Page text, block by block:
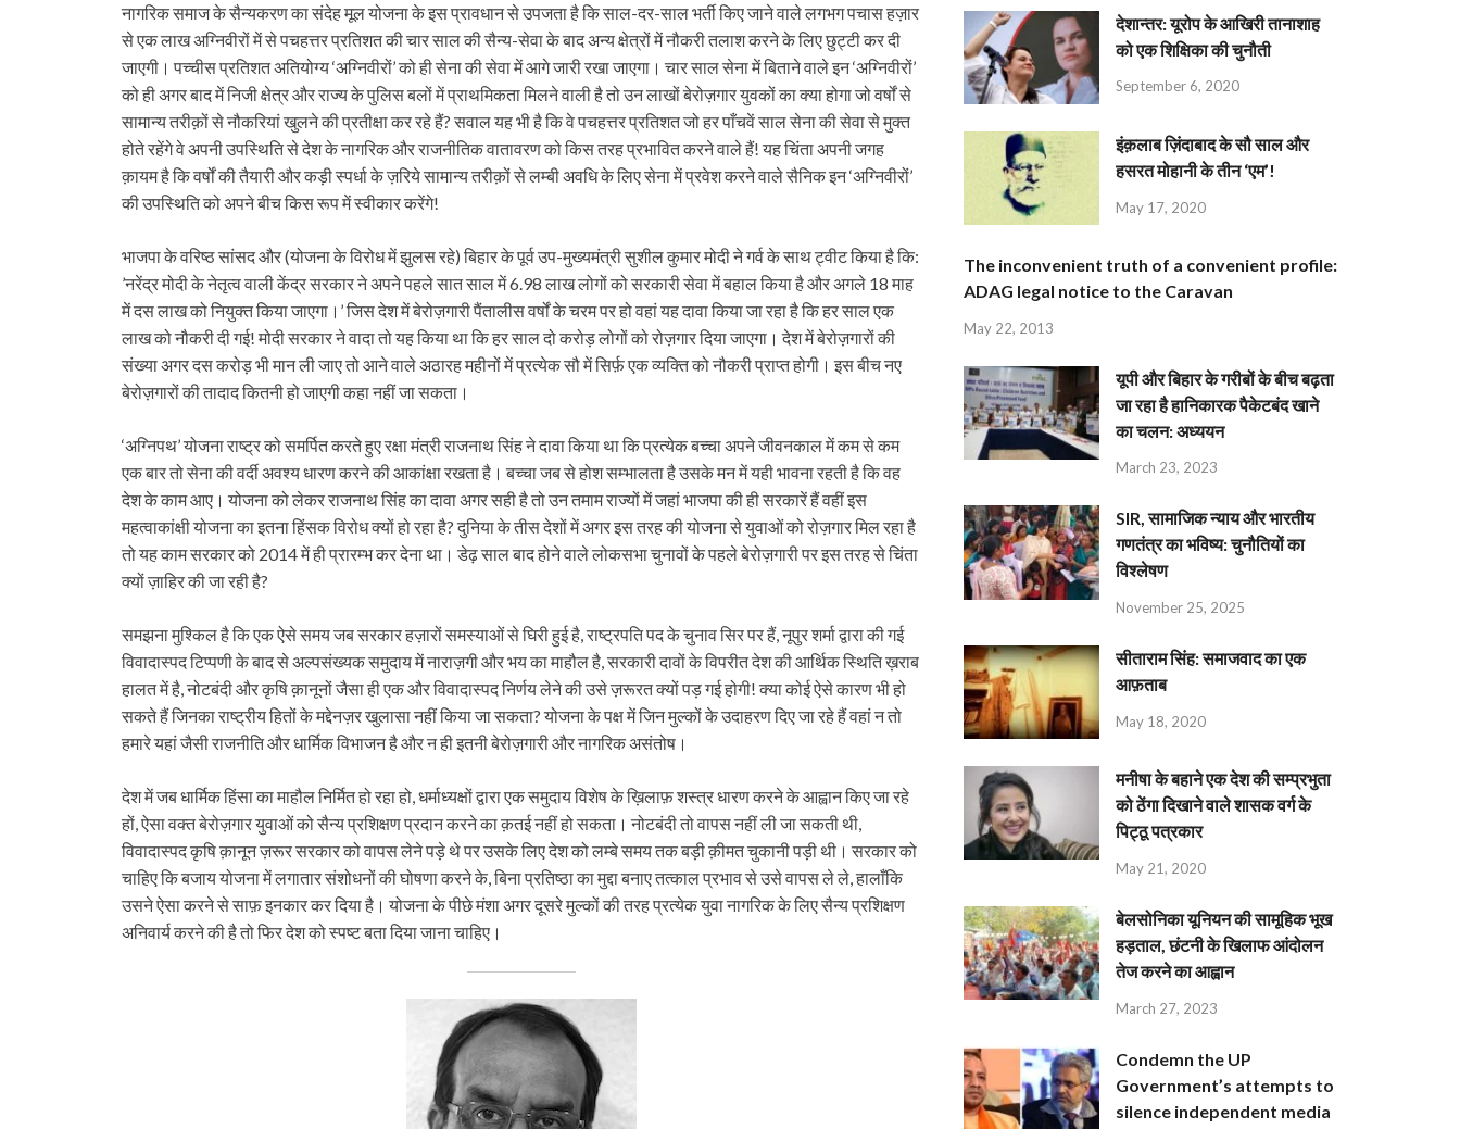
नागरिक समाज के सैन्यकरण का संदेह मूल योजना के इस प्रावधान से उपजता है कि साल-दर-साल भर्ती किए जाने वाले लगभग पचास हज़ार
से एक लाख अग्निवीरों में से पचहत्तर प्रतिशत की चार साल की सैन्य-सेवा के बाद अन्य क्षेत्रों में नौकरी तलाश करने के लिए छुट्टी कर दी
जाएगी। पच्चीस प्रतिशत अतियोग्य ‘अग्निवीरों’ को ही सेना की सेवा में आगे जारी रखा जाएगा। चार साल सेना में बिताने वाले इन ‘अग्निवीरों’
को ही अगर बाद में निजी क्षेत्र और राज्य के पुलिस बलों में प्राथमिकता मिलने वाली है तो उन लाखों बेरोज़गार युवकों का क्या होगा जो वर्षों से
सामान्य तरीक़ों से नौकरियां खुलने की प्रतीक्षा कर रहे हैं? सवाल यह भी है कि वे पचहत्तर प्रतिशत जो हर पाँचवें साल सेना की सेवा से मुक्त
होते रहेंगे वे अपनी उपस्थिति से देश के नागरिक और राजनीतिक वातावरण को किस तरह प्रभावित करने वाले हैं! यह चिंता अपनी जगह
क़ायम है कि वर्षों की तैयारी और कड़ी स्पर्धा के ज़रिये सामान्य तरीक़ों से लम्बी अवधि के लिए सेना में प्रवेश करने वाले सैनिक इन ‘अग्निवीरों’
की उपस्थिति को अपने बीच किस रूप में स्वीकार करेंगे!
भाजपा के वरिष्ठ सांसद और (योजना के विरोध में झुलस रहे) बिहार के पूर्व उप-मुख्यमंत्री सुशील कुमार मोदी ने गर्व के साथ ट्वीट किया है कि:
’नरेंद्र मोदी के नेतृत्व वाली केंद्र सरकार ने अपने पहले सात साल में 6.98 लाख लोगों को सरकारी सेवा में बहाल किया है और अगले 18 माह
में दस लाख को नियुक्त किया जाएगा।’ जिस देश में बेरोज़गारी पैंतालीस वर्षों के चरम पर हो वहां यह दावा किया जा रहा है कि हर साल एक
लाख को नौकरी दी गई! मोदी सरकार ने वादा तो यह किया था कि हर साल दो करोड़ लोगों को रोज़गार दिया जाएगा। देश में बेरोज़गारों की
संख्या अगर दस करोड़ भी मान ली जाए तो आने वाले अठारह महीनों में प्रत्येक सौ में सिर्फ़ एक व्यक्ति को नौकरी प्राप्त होगी। इस बीच नए
बेरोज़गारों की तादाद कितनी हो जाएगी कहा नहीं जा सकता।
‘अग्निपथ’ योजना राष्ट्र को समर्पित करते हुए रक्षा मंत्री राजनाथ सिंह ने दावा किया था कि प्रत्येक बच्चा अपने जीवनकाल में कम से कम
एक बार तो सेना की वर्दी अवश्य धारण करने की आकांक्षा रखता है। बच्चा जब से होश सम्भालता है उसके मन में यही भावना रहती है कि वह
देश के काम आए। योजना को लेकर राजनाथ सिंह का दावा अगर सही है तो उन तमाम राज्यों में जहां भाजपा की ही सरकारें हैं वहीं इस
महत्वाकांक्षी योजना का इतना हिंसक विरोध क्यों हो रहा है? दुनिया के तीस देशों में अगर इस तरह की योजना से युवाओं को रोज़गार मिल रहा है
तो यह काम सरकार को 2014 में ही प्रारम्भ कर देना था। डेढ़ साल बाद होने वाले लोकसभा चुनावों के पहले बेरोज़गारी पर इस तरह से चिंता
क्यों ज़ाहिर की जा रही है?
समझना मुश्किल है कि एक ऐसे समय जब सरकार हज़ारों समस्याओं से घिरी हुई है, राष्ट्रपति पद के चुनाव सिर पर हैं, नूपुर शर्मा द्वारा की गई
विवादास्पद टिप्पणी के बाद से अल्पसंख्यक समुदाय में नाराज़गी और भय का माहौल है, सरकारी दावों के विपरीत देश की आर्थिक स्थिति ख़राब
हालत में है, नोटबंदी और कृषि क़ानूनों जैसा ही एक और विवादास्पद निर्णय लेने की उसे ज़रूरत क्यों पड़ गई होगी! क्या कोई ऐसे कारण भी हो
सकते हैं जिनका राष्ट्रीय हितों के मद्देनज़र खुलासा नहीं किया जा सकता? योजना के पक्ष में जिन मुल्कों के उदाहरण दिए जा रहे हैं वहां न तो
हमारे यहां जैसी राजनीति और धार्मिक विभाजन है और न ही इतनी बेरोज़गारी और नागरिक असंतोष।
देश में जब धार्मिक हिंसा का माहौल निर्मित हो रहा हो, धर्माध्यक्षों द्वारा एक समुदाय विशेष के ख़िलाफ़ शस्त्र धारण करने के आह्वान किए जा रहे
हों, ऐसा वक्त बेरोज़गार युवाओं को सैन्य प्रशिक्षण प्रदान करने का क़तई नहीं हो सकता। नोटबंदी तो वापस नहीं ली जा सकती थी,
विवादास्पद कृषि क़ानून ज़रूर सरकार को वापस लेने पड़े थे पर उसके लिए देश को लम्बे समय तक बड़ी क़ीमत चुकानी पड़ी थी। सरकार को
चाहिए कि बजाय योजना में लगातार संशोधनों की घोषणा करने के, बिना प्रतिष्ठा का मुद्दा बनाए तत्काल प्रभाव से उसे वापस ले ले, हालाँकि
उसने ऐसा करने से साफ़ इनकार कर दिया है। योजना के पीछे मंशा अगर दूसरे मुल्कों की तरह प्रत्येक युवा नागरिक के लिए सैन्य प्रशिक्षण
अनिवार्य करने की है तो फिर देश को स्पष्ट बता दिया जाना चाहिए।
देशान्‍तर: यूरोप के आखिरी तानाशाह
को एक शिक्षिका की चुनौती
September 6, 2020
इंक़लाब ज़िंदाबाद के सौ साल और
हसरत मोहानी के तीन ‘एम’!
May 17, 2020
The inconvenient truth of a convenient profile:
ADAG legal notice to the Caravan
May 22, 2013
यूपी और बिहार के गरीबों के बीच बढ़ता
जा रहा है हानिकारक पैकेटबंद खाने
का चलन: अध्ययन
March 23, 2023
SIR, सामाजिक न्याय और भारतीय
गणतंत्र का भविष्य: चुनौतियों का
विश्लेषण
November 25, 2025
सीताराम सिंह: समाजवाद का एक
आफ़ताब
May 18, 2020
मनीषा के बहाने एक देश की सम्प्रभुता
को ठेंगा दिखाने वाले शासक वर्ग के
पिट्ठू पत्रकार
May 21, 2020
बेलसोनिका यूनियन की सामूहिक भूख
हड़ताल, छंटनी के खिलाफ आंदोलन
तेज करने का आह्वान
March 27, 2023
Condemn the UP
Government’s attempts to
silence independent media